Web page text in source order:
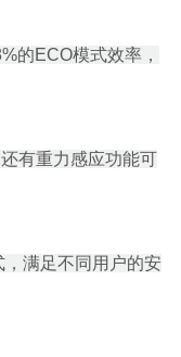
的ECO模式效率，
有重力感应功能可
满足不同用户的安